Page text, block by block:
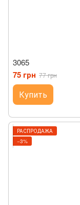
3065
75 грн 77 грн
Купить
РАСПРОДАЖА
−3%